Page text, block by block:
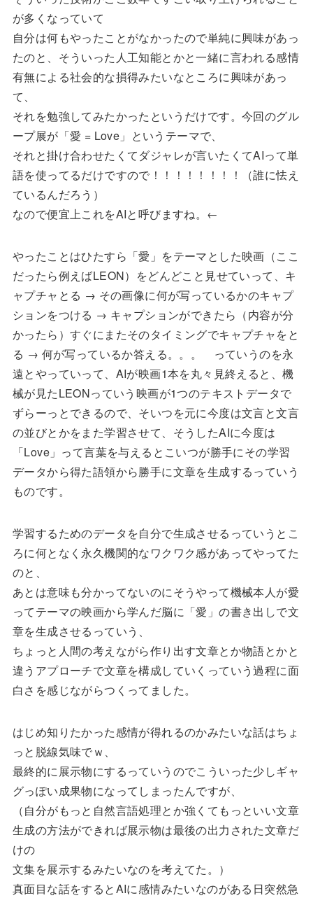
が多くなっていて
自分は何もやったことがなかったので単純に興味があっ
たのと、そういった人工知能とかと一緒に言われる感情
有無による社会的な損得みたいなところに興味があっ
て、
それを勉強してみたかったというだけです。今回のグル
ープ展が「愛 = Love」というテーマで、
それと掛け合わせたくてダジャレが言いたくてAIって単
語を使ってるだけですので！！！！！！！！（誰に怯え
ているんだろう）
なので便宜上これをAIと呼びますね。←
やったことはひたすら「愛」をテーマとした映画（ここ
だったら例えばLEON）をどんどこと見せていって、キ
ャプチャとる → その画像に何が写っているかのキャプ
ションをつける → キャプションができたら（内容が分
かったら）すぐにまたそのタイミングでキャプチャをと
る → 何が写っているか答える。。。 っていうのを永
遠とやっていって、AIが映画1本を丸々見終えると、機
械が見たLEONっていう映画が1つのテキストデータで
ずらーっとできるので、そいつを元に今度は文言と文言
の並びとかをまた学習させて、そうしたAIに今度は
「Love」って言葉を与えるとこいつが勝手にその学習
データから得た語領から勝手に文章を生成するっていう
ものです。
学習するためのデータを自分で生成させるっていうとこ
ろに何となく永久機関的なワクワク感があってやってた
のと、
あとは意味も分かってないのにそうやって機械本人が愛
ってテーマの映画から学んだ脳に「愛」の書き出しで文
章を生成させるっていう、
ちょっと人間の考えながら作り出す文章とか物語とかと
違うアプローチで文章を構成していくっていう過程に面
白さを感じながらつくってました。
はじめ知りたかった感情が得れるのかみたいな話はちょ
っと脱線気味でｗ、
最終的に展示物にするっていうのでこういった少しギャ
グっぽい成果物になってしまったんですが、
（自分がもっと自然言語処理とか強くてもっといい文章
生成の方法ができれば展示物は最後の出力された文章だ
けの
文集を展示するみたいなのを考えてた。）
真面目な話をするとAIに感情みたいなのがある日突然急